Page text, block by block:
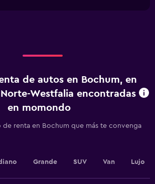
de autos en Bochum, en
Norte-Westfalia encontradas
en momondo
de renta en Bochum que más te convenga
Grande SUV Van Lujo